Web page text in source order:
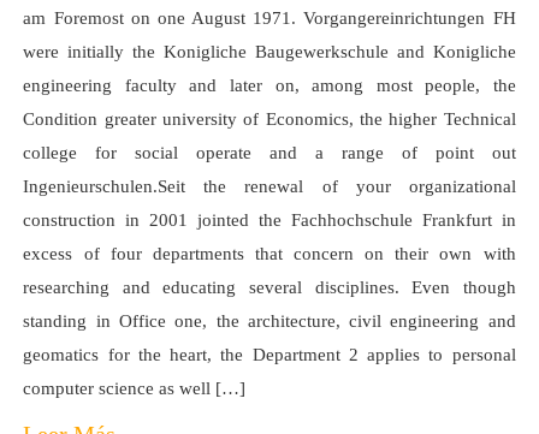
am Foremost on one August 1971. Vorgangereinrichtungen FH
were initially the Konigliche Baugewerkschule and Konigliche
engineering faculty and later on, among most people, the
Condition greater university of Economics, the higher Technical
college for social operate and a range of point out
Ingenieurschulen.Seit the renewal of your organizational
construction in 2001 jointed the Fachhochschule Frankfurt in
excess of four departments that concern on their own with
researching and educating several disciplines. Even though
standing in Office one, the architecture, civil engineering and
geomatics for the heart, the Department 2 applies to personal
computer science as well […]